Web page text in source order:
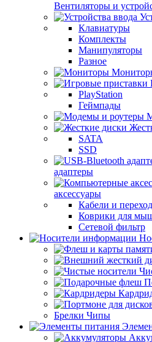
Вентиляторы и
Клавиатуры
Комплекты
Манипуляторы
Разное
PlayStation
Геймпады
SATA
SSD
адаптеры
аксессуары
Кабели и
Коврики для
Сетевой фильтр
Брелки Чипы